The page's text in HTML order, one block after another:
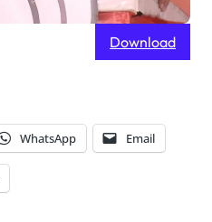
Download
WhatsApp Email